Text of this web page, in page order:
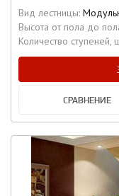
Вид лестницы:
Высота от пола до
Количество ступеней,
СРАВНЕНИЕ